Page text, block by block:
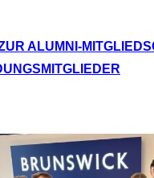
ZUR ALUMNI-